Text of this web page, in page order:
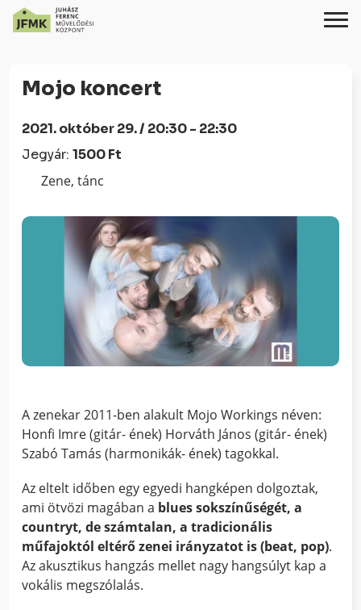
Content
navigációhozMojo koncert
2021. október 29. / 20:30 - 22:30
Jegyár:1500 Ft
Zene, tánc
A zenekar 2011-ben alakult Mojo Workings néven:
Honfi Imre (gitár- ének) Horváth János (gitár- ének)
Szabó Tamás (harmonikák- ének) tagokkal.
Az eltelt időben egy egyedi hangképen dolgoztak,
ami ötvözi magában a blues sokszínűségét, a
countryt, de számtalan, a tradicionális
műfajoktól eltérő zenei irányzatot is (beat, pop).
Az akusztikus hangzás mellet nagy hangsúlyt kap a
vokális megszólalás.